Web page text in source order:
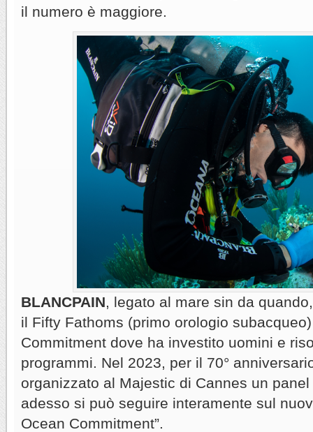
il numero è maggiore.
BLANCPAIN , legato al mare sin da
il Fifty Fathoms (primo orologio
Commitment dove ha investito uomini e
programmi. Nel 2023, per il 70°
organizzato al Majestic di Cannes un
adesso si può seguire interamente sul
Ocean Commitment”.